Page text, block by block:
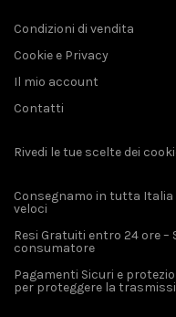
Condizioni di vendita
Cookie e Privacy
Il mio account
Contatti
Rivedi le tue scelte dei
Consegnamo in tutta Italia
veloci
Resi Gratuiti entro 24 ore –
consumatore
Pagamenti Sicuri e
per proteggere la